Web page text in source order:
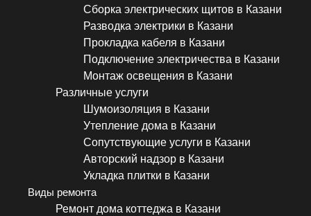
Сборка электрических щитов в Казани
Разводка электрики в Казани
Прокладка кабеля в Казани
Подключение электричества в Казани
Монтаж освещения в Казани
Различные услуги
Шумоизоляция в Казани
Утепление дома в Казани
Сопутствующие услуги в Казани
Авторский надзор в Казани
Укладка плитки в Казани
Виды ремонта
Ремонт дома коттеджа в Казани